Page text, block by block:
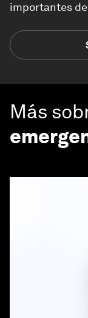
importantes
Más